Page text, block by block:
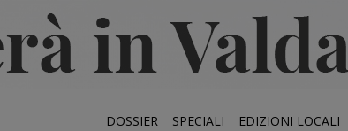
DOSSIER SPECIALI EDIZIONI LOCALI